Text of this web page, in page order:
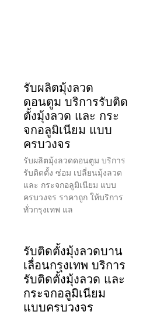
รับผลิตมุ้งลวด
ดอนตูม บริการรับติด
ตั้งมุ้งลวด และ กระ
จกอลูมิเนียม แบบ
ครบวงจร
รับผลิตมุ้งลวดดอนตูม บริการ
รับติดตั้ง ซ่อม เปลี่ยนมุ้งลวด
และ กระจกอลูมิเนียม แบบ
ครบวงจร ราคาถูก ให้บริการ
ทั่วกรุงเทพ แล
รับติดตั้งมุ้งลวดบาน
เลื่อนกรุงเทพ บริการ
รับติดตั้งมุ้งลวด และ
กระจกอลูมิเนียม
แบบครบวงจร